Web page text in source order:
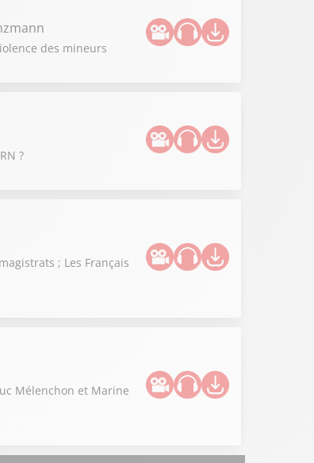
des mineurs
?
; Les Français
Mélenchon et Marine